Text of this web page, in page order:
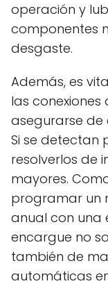
operación y
componentes
desgaste.
Además, es
las
asegurarse de
Si se detectan
resolverlos de
mayores.
programar un
anual con una
encargue no
también de
automáticas